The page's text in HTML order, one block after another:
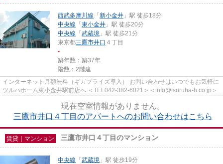
西武多摩川線 「 新小金井 」駅 徒歩18分
中央線 「 東小金井 」駅 徒歩20分
中央線 「 武蔵境 」駅 徒歩21分
東京都三鷹市井口 ４丁目
-
築年数：築37年
階数：2階建
インターネット月額無料（ギガプライズ導入） お問い合わせはいつでもお気軽に
ツルハホーム東小金井駅前店へ ＜TEL042-382-6021＞＜info@tsuruha-h.co.jp＞
現在空室情報がありません。
三鷹市井口４丁目のアパートへのお問い合わせはこちら
賃貸｜マンション 三鷹市井口４丁目のマンション
中央線 「 武蔵境 」駅 徒歩19分